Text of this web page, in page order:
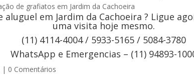
de grafiatos em Jardim da Cachoeira
em Jardim da Cachoeira ? Ligue
uma visita hoje mesmo.
(11) 4114-4004 / 5933-5165 / 5084-3780
WhatsApp e Emergencias – (11) 94893-
| 0 Comentários